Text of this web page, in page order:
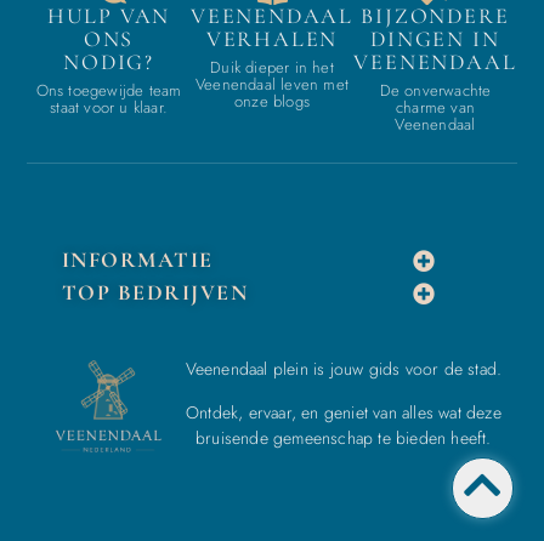
HULP VAN
ONS
NODIG?
Ons toegewijde team
staat voor u klaar.
VEENENDAAL
VERHALEN
Duik dieper in het
Veenendaal leven met
onze blogs
BIJZONDERE
DINGEN IN
VEENENDAAL
De onverwachte
charme van
Veenendaal
INFORMATIE
TOP BEDRIJVEN
Veenendaal plein is jouw gids voor de stad.
Ontdek, ervaar, en geniet van alles wat deze
bruisende gemeenschap te bieden heeft.